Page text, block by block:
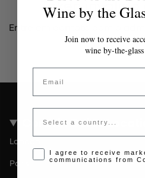
Token inválido
Entre em contato com o
token
Coravin Guide
London
Paris
Wine by the
Join now to receive
wine by-the-
Email
Country
Opt-in disclaimer
I agree to receive
communications from